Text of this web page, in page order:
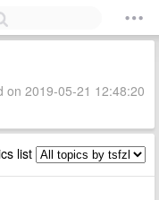
on 2019-05-21 12:48:20
list